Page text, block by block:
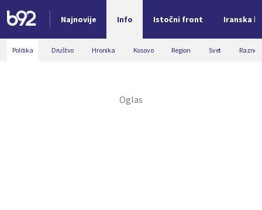
Najnovije Info Istočni front Iranska
Nova vest
Politika Društvo Hronika Kosovo Region Svet Razno